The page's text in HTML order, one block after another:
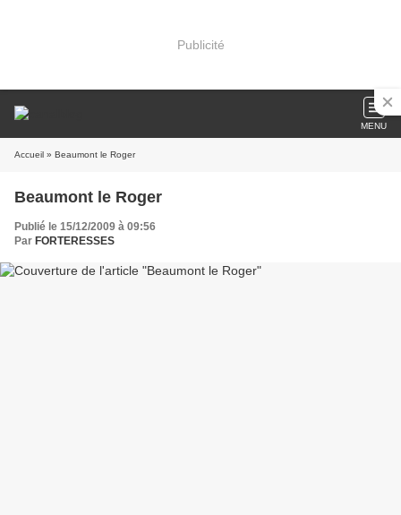
Publicité
MENU
Accueil » Beaumont le Roger
Beaumont le Roger
Publié le 15/12/2009 à 09:56
Par FORTERESSES